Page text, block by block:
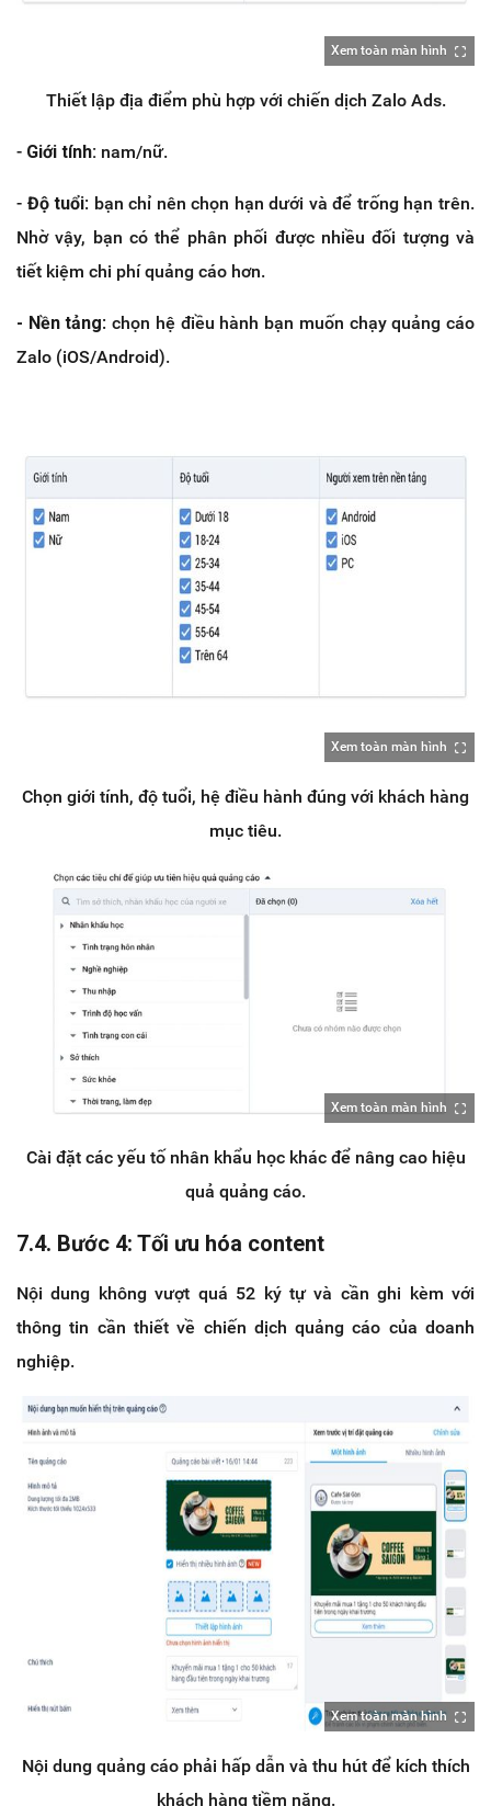
Xem toàn màn hình
Thiết lập địa điểm phù hợp với chiến dịch Zalo Ads.
- Giới tính: nam/nữ.
- Độ tuổi: bạn chỉ nên chọn hạn dưới và để trống hạn trên.
Nhờ vậy, bạn có thể phân phối được nhiều đối tượng và
tiết kiệm chi phí quảng cáo hơn.
- Nền tảng: chọn hệ điều hành bạn muốn chạy quảng cáo
Zalo (iOS/Android).
Xem toàn màn hình
Chọn giới tính, độ tuổi, hệ điều hành đúng với khách hàng
mục tiêu.
Xem toàn màn hình
Cài đặt các yếu tố nhân khẩu học khác để nâng cao hiệu
quả quảng cáo.
7.4. Bước 4: Tối ưu hóa content
Nội dung không vượt quá 52 ký tự và cần ghi kèm với
thông tin cần thiết về chiến dịch quảng cáo của doanh
nghiệp.
Xem toàn màn hình
Nội dung quảng cáo phải hấp dẫn và thu hút để kích thích
khách hàng tiềm năng.